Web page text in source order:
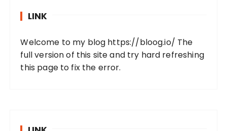
LINK
Welcome to my blog https://bloog.io/ The
full version of this site and try hard refreshing
this page to fix the error.